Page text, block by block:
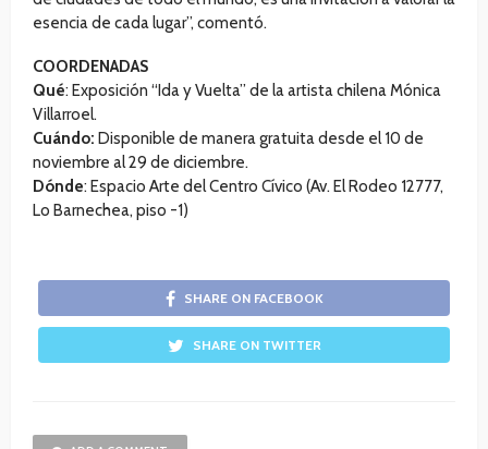
esencia de cada lugar”, comentó.
COORDENADAS
Qué: Exposición “Ida y Vuelta” de la artista chilena Mónica
Villarroel.
Cuándo: Disponible de manera gratuita desde el 10 de
noviembre al 29 de diciembre.
Dónde: Espacio Arte del Centro Cívico (Av. El Rodeo 12777,
Lo Barnechea, piso -1)
SHARE ON FACEBOOK
SHARE ON TWITTER